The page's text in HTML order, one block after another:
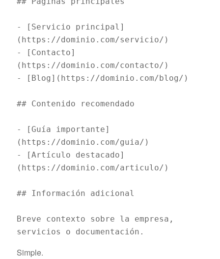
- [Servicio principal]
(https://dominio.com/servicio/)
- [Contacto]
(https://dominio.com/contacto/)
- [Blog](https://dominio.com/blog/)
## Contenido recomendado
- [Guía importante]
(https://dominio.com/guia/)
- [Artículo destacado]
(https://dominio.com/articulo/)
## Información adicional
Breve contexto sobre la empresa,
servicios o documentación.
Simple.